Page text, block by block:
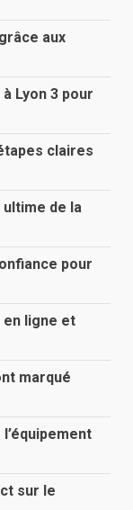
aux
Lyon 3 pour
claires
ultime de la
pour
ligne et
marqué
sur le